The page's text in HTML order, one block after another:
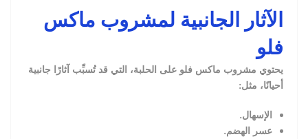
الآثار الجانبية لمشروب ماكس
فلو
يحتوي مشروب ماكس فلو على الحلبة، التي قد تُسبِّب آثارًا جانبية
أحيانًا، مثل:
الإسهال.
عسر الهضم.